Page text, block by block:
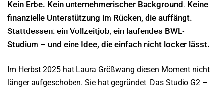
Kein Erbe. Kein unternehmerischer Background. Keine
finanzielle Unterstützung im Rücken, die auffängt.
Stattdessen: ein Vollzeitjob, ein laufendes BWL-
Studium – und eine Idee, die einfach nicht locker lässt.
Im Herbst 2025 hat Laura Größwang diesen Moment nicht
länger aufgeschoben. Sie hat gegründet. Das Studio G2 –